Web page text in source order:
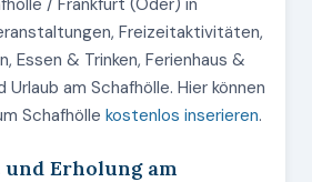
/ Frankfurt (Oder) in
Freizeitaktivitäten,
Essen & Trinken, Ferienhaus &
Urlaub am Schafhölle. Hier können
Schafhölle kostenlos inserieren.
Erholung am